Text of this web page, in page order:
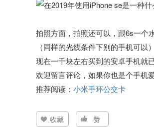
拍照方面，拍照还可以，跟6s一个
（同样的光线条件下别的手机可以）
现在一千块左右买到的安卓手机就
欢迎留言评论，如果你也是个手机
推荐阅读： 小米手环公交卡
收藏 赞